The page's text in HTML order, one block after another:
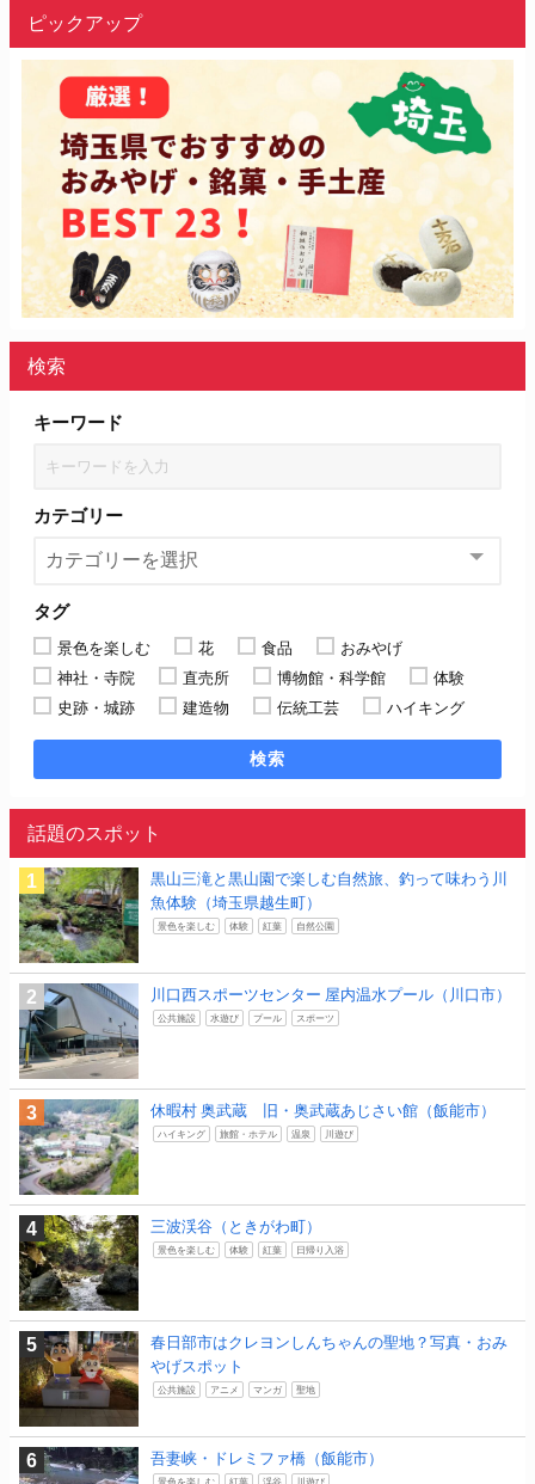
ピックアップ
検索
キーワード
カテゴリー
タグ
景色を楽しむ 花 食品
おみやげ
神社・寺院
直売所 博物館・科学館
体験
史跡・城跡
建造物 伝統工芸 ハイキング
検索
話題のスポット
黒山三滝と黒山園で楽しむ自然旅、釣って味わう川
魚体験（埼玉県越生町）
景色を楽しむ 体験 紅葉 自然公園
川口西スポーツセンター 屋内温水プール（川口市）
公共施設 水遊び プール スポーツ
休暇村 奥武蔵 旧・奥武蔵あじさい館（飯能市）
ハイキング 旅館・ホテル 温泉 川遊び
三波渓谷（ときがわ町）
景色を楽しむ 体験 紅葉 日帰り入浴
春日部市はクレヨンしんちゃんの聖地？写真・おみ
やげスポット
公共施設 アニメ マンガ 聖地
吾妻峡・ドレミファ橋（飯能市）
景色を楽しむ 紅葉 渓谷 川遊び